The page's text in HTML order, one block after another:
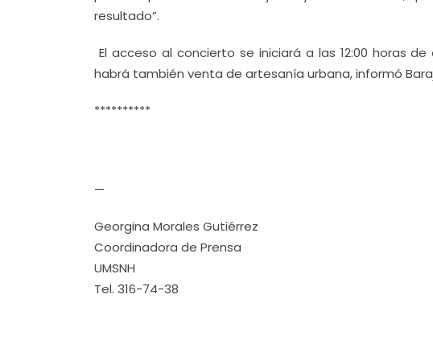
resultado”.
El acceso al concierto se iniciará a las 12:00 horas
habrá también venta de artesanía urbana, informó
**********
—
Georgina Morales Gutiérrez
Coordinadora de Prensa
UMSNH
Tel. 316-74-38